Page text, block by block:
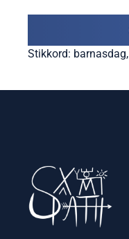
Stikkord: barnasdag,